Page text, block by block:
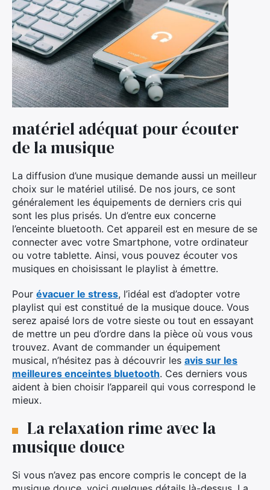
matériel adéquat pour écouter
de la musique
La diffusion d’une musique demande aussi un meilleur
choix sur le matériel utilisé. De nos jours, ce sont
généralement les équipements de derniers cris qui
sont les plus prisés. Un d’entre eux concerne
l’enceinte bluetooth. Cet appareil est en mesure de se
connecter avec votre Smartphone, votre ordinateur
ou votre tablette. Ainsi, vous pouvez écouter vos
musiques en choisissant le playlist à émettre.
Pour évacuer le stress, l’idéal est d’adopter votre
playlist qui est constitué de la musique douce. Vous
serez apaisé lors de votre sieste ou tout en essayant
de mettre un peu d’ordre dans la pièce où vous vous
trouvez. Avant de commander un équipement
musical, n’hésitez pas à découvrir les avis sur les
meilleures enceintes bluetooth. Ces derniers vous
aident à bien choisir l’appareil qui vous correspond le
mieux.
La relaxation rime avec la
musique douce
Si vous n’avez pas encore compris le concept de la